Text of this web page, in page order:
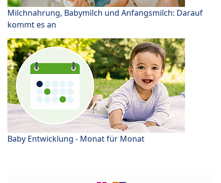
Milchnahrung, Babymilch und Anfangsmilch: Darauf
kommt es an
Baby Entwicklung - Monat für Monat